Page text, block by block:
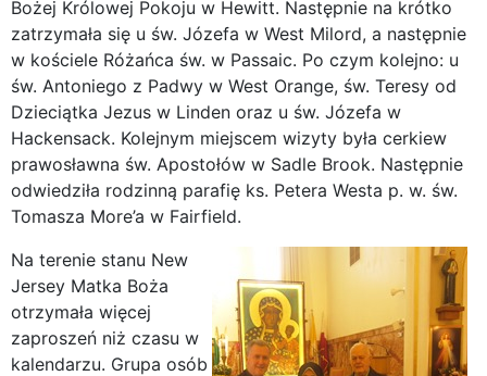
Bożej Królowej Pokoju w Hewitt. Następnie na krótko
zatrzymała się u św. Józefa w West Milord, a następnie
w kościele Różańca św. w Passaic. Po czym kolejno: u
św. Antoniego z Padwy w West Orange, św. Teresy od
Dzieciątka Jezus w Linden oraz u św. Józefa w
Hackensack. Kolejnym miejscem wizyty była cerkiew
prawosławna św. Apostołów w Sadle Brook. Następnie
odwiedziła rodzinną parafię ks. Petera Westa p. w. św.
Tomasza More’a w Fairfield.
Na terenie stanu New
Jersey Matka Boża
otrzymała więcej
zaproszeń niż czasu w
kalendarzu. Grupa osób